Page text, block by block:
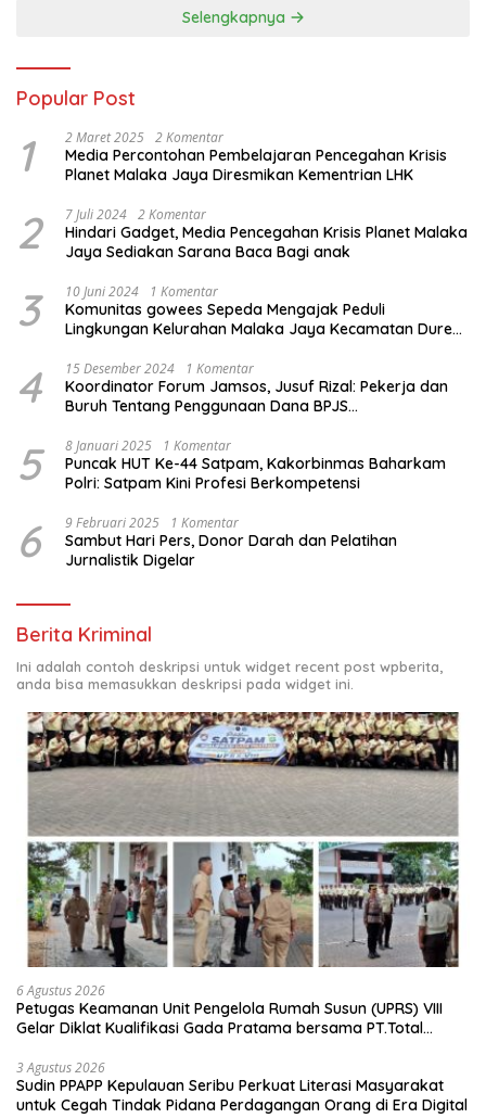
Selengkapnya
Popular Post
1 2 Maret 2025 2 Komentar
Media Percontohan Pembelajaran Pencegahan Krisis
Planet Malaka Jaya Diresmikan Kementrian LHK
2 7 Juli 2024 2 Komentar
Hindari Gadget, Media Pencegahan Krisis Planet Malaka
Jaya Sediakan Sarana Baca Bagi anak
3 10 Juni 2024 1 Komentar
Komunitas gowees Sepeda Mengajak Peduli
Lingkungan Kelurahan Malaka Jaya Kecamatan Duren
4 15 Desember 2024 1 Komentar
Koordinator Forum Jamsos, Jusuf Rizal: Pekerja dan
Buruh Tentang Penggunaan Dana BPJS
5 8 Januari 2025 1 Komentar
Puncak HUT Ke-44 Satpam, Kakorbinmas Baharkam
Polri: Satpam Kini Profesi Berkompetensi
6 9 Februari 2025 1 Komentar
Sambut Hari Pers, Donor Darah dan Pelatihan
Jurnalistik Digelar
Berita Kriminal
Ini adalah contoh deskripsi untuk widget recent post wpberita,
anda bisa memasukkan deskripsi pada widget ini.
6 Agustus 2026
Petugas Keamanan Unit Pengelola Rumah Susun (UPRS) VIII
Gelar Diklat Kualifikasi Gada Pratama bersama PT.Total
Jaya*
3 Agustus 2026
Sudin PPAPP Kepulauan Seribu Perkuat Literasi Masyarakat
untuk Cegah Tindak Pidana Perdagangan Orang di Era Digital